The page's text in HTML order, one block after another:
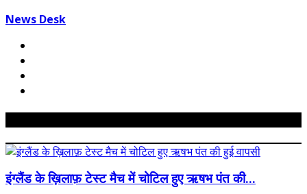
News Desk
इंग्लैंड के ख़िलाफ़ टेस्ट मैच में चोटिल हुए ऋषभ पंत की...